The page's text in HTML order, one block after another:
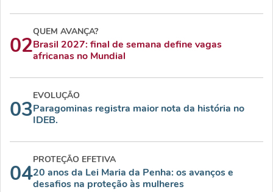
02
QUEM AVANÇA?
Brasil 2027: final de semana define vagas
africanas no Mundial
03
EVOLUÇÃO
Paragominas registra maior nota da história no
IDEB.
04
PROTEÇÃO EFETIVA
20 anos da Lei Maria da Penha: os avanços e
desafios na proteção às mulheres